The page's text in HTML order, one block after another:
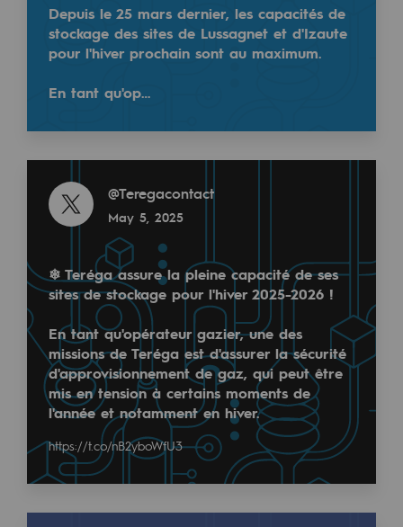
Where to find us
Tomorrow's energies
Renewable gases and sustainable gases
Renewable gases and
Pyro-gasification and hydrothermal
Methanation
CO2 capture
Sustainable uses
CH4, H2 and CO2 consultation
Educational space
Educational space
2050: a world of renewable, low-carbon
Depuis le 25 mars dernier, les capacités de
stockage des sites de Lussagnet et d'Izaute
pour l'hiver prochain sont au maximum.
En tant qu'op…
@Teregacontact
May 5, 2025
❄ Teréga assure la pleine capacité de ses
sites de stockage pour l'hiver 2025-2026 !
En tant qu'opérateur gazier, une des
missions de Teréga est d'assurer la sécurité
d'approvisionnement de gaz, qui peut être
mis en tension à certains moments de
l'année et notamment en hiver.
https://t.co/nB2yboWfU3